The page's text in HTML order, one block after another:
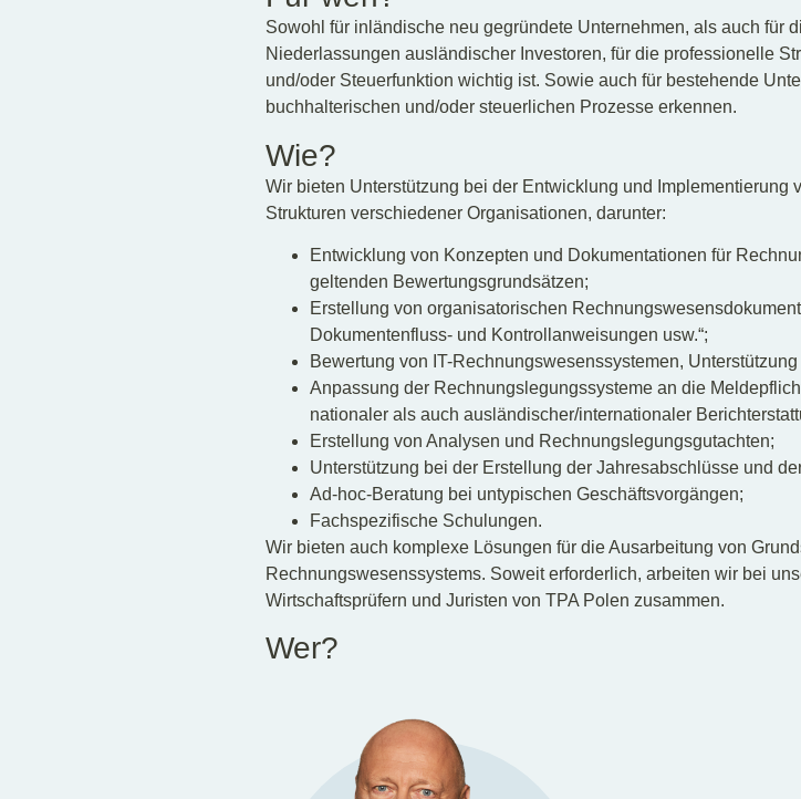
Sowohl für inländische neu gegründete Unternehmen, als auch für
Niederlassungen ausländischer Investoren, für die professionelle
und/oder Steuerfunktion wichtig ist. Sowie auch für bestehende
buchhalterischen und/oder steuerlichen Prozesse erkennen.
Wie?
Wir bieten Unterstützung bei der Entwicklung und
Strukturen verschiedener Organisationen, darunter:
Entwicklung von Konzepten und Dokumentationen für
geltenden Bewertungsgrundsätzen;
Erstellung von organisatorischen
Dokumentenfluss- und Kontrollanweisungen usw.“;
Bewertung von IT-Rechnungswesenssystemen,
Anpassung der Rechnungslegungssysteme an die
nationaler als auch ausländischer/internationaler
Erstellung von Analysen und Rechnungslegungsgutachten;
Unterstützung bei der Erstellung der Jahresabschlüsse und
Ad-hoc-Beratung bei untypischen Geschäftsvorgängen;
Fachspezifische Schulungen.
Wir bieten auch komplexe Lösungen für die Ausarbeitung von
Rechnungswesenssystems. Soweit erforderlich, arbeiten wir bei
Wirtschaftsprüfern und Juristen von TPA Polen zusammen.
Wer?